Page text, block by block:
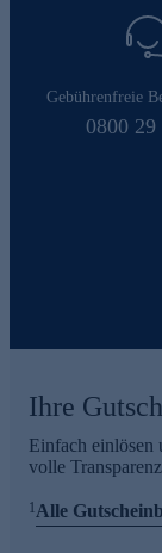
Gebührenfreie
0800 29
Ihre
Einfach einlösen
volle
1 Alle